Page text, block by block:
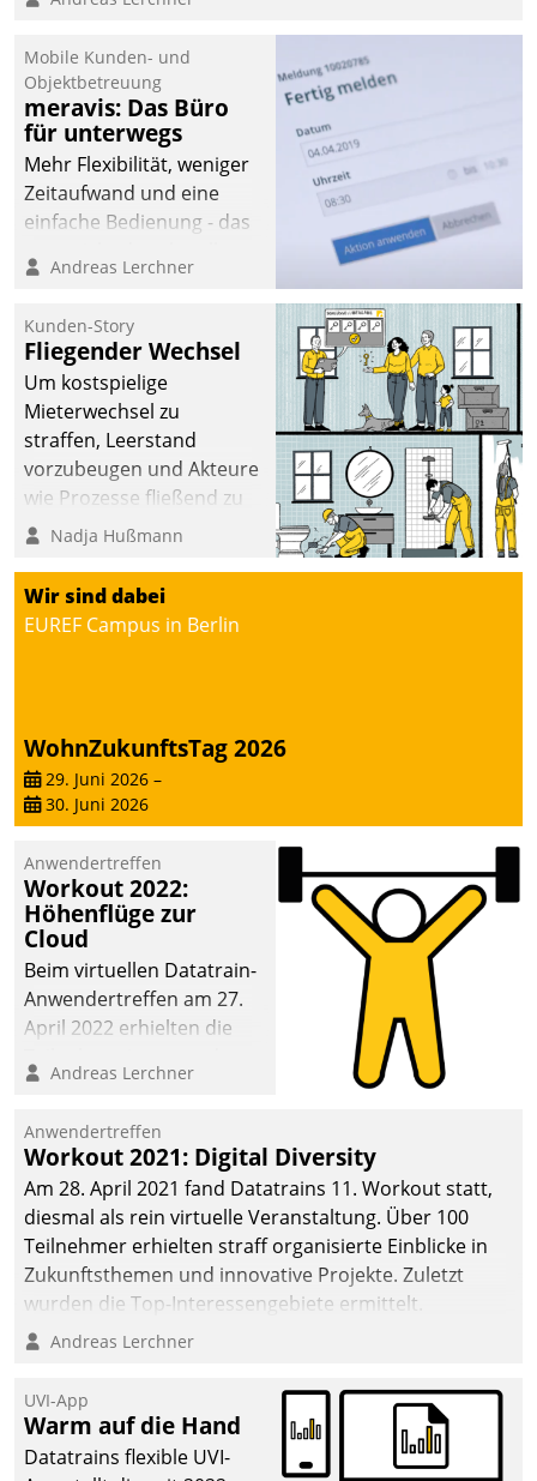
integrieren.
Mobile Kunden- und
Objektbetreuung
meravis: Das Büro
für unterwegs
Mehr Flexibilität, weniger
Zeitaufwand und eine
einfache Bedienung - das
Cockpit für mobile
Datatrain. Die meravis
Wohnungsbau- und
Immobilien GmbH hat
sich dabei für den Betrieb
der Lösung über die SAP
Cloud Platform
entschieden - als erstes
Unternehmen am
Wohnungsmarkt.
Andreas Lerchner
Kunden-Story
Fliegender Wechsel
Um kostspielige
Mieterwechsel zu
straffen, Leerstand
vorzubeugen und Akteure
wie Prozesse fließend zu
vernetzen, nutzt die
Jahresbeginn eine
Überblick, Einsicht und
Eingriff bietende Lösung.
bewährte und Startup-
Partner sowie erstmals
agile Projektmethoden.
Nadja Hußmann
Wir sind dabei
EUREF Campus in Berlin
WohnZukunftsTag 2026
29. Juni 2026 –
30. Juni 2026
Anwendertreffen
Workout 2022:
Höhenflüge zur
Cloud
Beim virtuellen Datatrain-
Anwendertreffen am 27.
April 2022 erhielten die
Teilnehmer kurzweilige
Cloud-Strategien und -
Lösungen mit hohem
Zukunftspotenzial.
Andreas Lerchner
Anwendertreffen
Workout 2021: Digital Diversity
Am 28. April 2021 fand Datatrains 11. Workout statt,
diesmal als rein virtuelle Veranstaltung. Über 100
Teilnehmer erhielten straff organisierte Einblicke in
Zukunftsthemen und innovative Projekte. Zuletzt
wurden die Top-Interessengebiete ermittelt.
Andreas Lerchner
UVI-App
Warm auf die Hand
Datatrains flexible UVI-